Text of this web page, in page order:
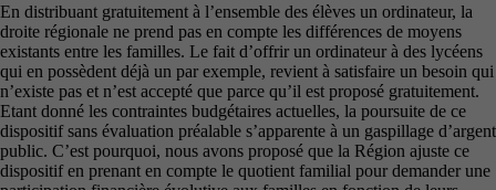
En distribuant gratuitement à l’ensemble des élèves un ordinateur, la
droite régionale ne prend pas en compte les différences de moyens
existants entre les familles. Le fait d’offrir un ordinateur à des lycéens
qui en possèdent déjà un par exemple, revient à satisfaire un besoin qui
n’existe pas et n’est accepté que parce qu’il est proposé gratuitement.
Etant donné les contraintes budgétaires actuelles, la poursuite de ce
dispositif sans évaluation préalable s’apparente à un gaspillage d’argent
public. C’est pourquoi, nous avons proposé que la Région ajuste ce
dispositif en prenant en compte le quotient familial pour demander une